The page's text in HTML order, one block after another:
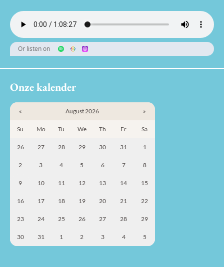
Or listen on
Onze kalender
« August 2026 »
Su Mo Tu We Th Fr Sa
26 27 28 29 30 31 1
2 3 4 5 6 7 8
9 10 11 12 13 14 15
16 17 18 19 20 21 22
23 24 25 26 27 28 29
30 31 1 2 3 4 5